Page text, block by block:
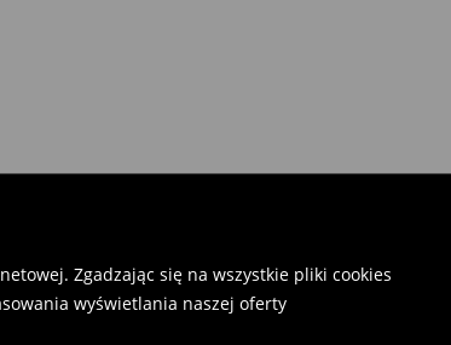
Zgadzając się na wszystkie pliki cookies
wyświetlania naszej oferty